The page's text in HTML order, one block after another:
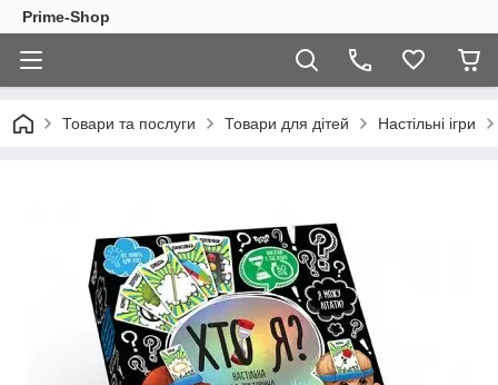
Prime-Shop
Товари та послуги Товари для дітей Настільні ігри